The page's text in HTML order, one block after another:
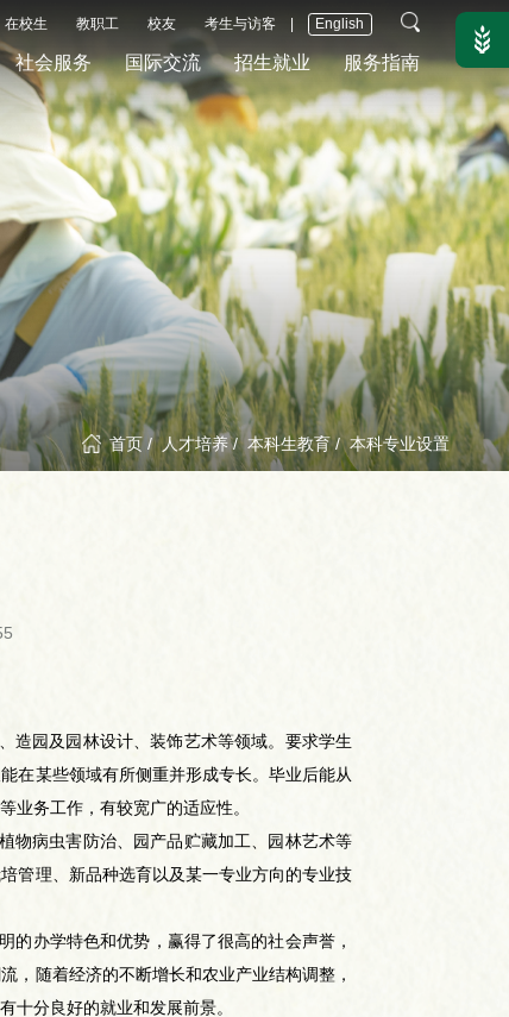
在校生 教职工 校友 考生与访客 English
社会服务 国际交流 招生就业 服务指南
首页 / 人才培养 / 本科生教育 / 本科专业设置
造园及园林设计、装饰艺术等领域。要求学生
在某些领域有所侧重并形成专长。毕业后能从
业务工作，有较宽广的适应性。
物病虫害防治、园产品贮藏加工、园林艺术等
管理、新品种选育以及某一专业方向的专业技
办学特色和优势，赢得了很高的社会声誉，
，随着经济的不断增长和农业产业结构调整，
十分良好的就业和发展前景。